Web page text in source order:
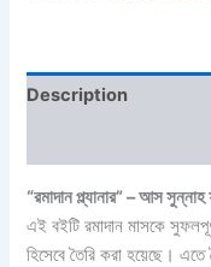
Description
“রমাদান প্ল্যানার” – আস সুন্নাহ
এই বইটি রমাদান মাসকে
হিসেবে তৈরি করা হয়েছে।